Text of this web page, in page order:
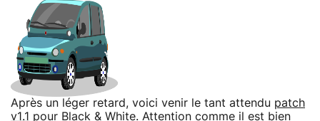
Après un léger retard, voici venir le tant attendu patch
v1.1 pour Black & White. Attention comme il est bien